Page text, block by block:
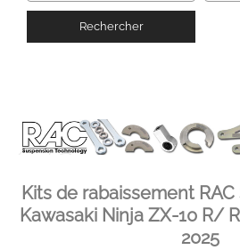
Rechercher
Kits de rabaissement
Kawasaki Ninja ZX-10 R/
2025